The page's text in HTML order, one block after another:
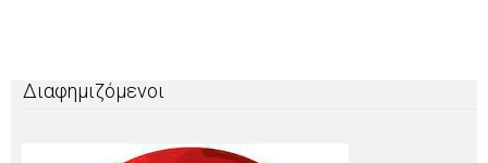
Διαφημιζόμενοι